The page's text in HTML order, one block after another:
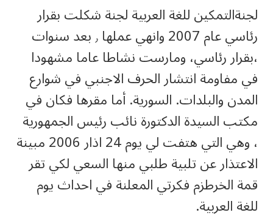
لجنةالتمكين للغة العربية لجنة شكلت بقرار
رئاسي عام 2007 وانهي عملها ٫ بعد سنوات
،بقرار رئاسي، ومارست نشاطا عاما مشهودا
في مفاومة انتشار الحرف الاجنبي في شوارع
المدن والبلدات. السورية. أما مقرها فكان في
مكتب السيدة الدكتورة نائب رئيس الجمهورية
، وهي التي هتفت لي يوم 24 اذار 2006 مبينة
الاعتذار عن تلبية طلبي منها السعي لكي تقر
قمة الخرطزم فكرتي المعلنة في احداث يوم
للغة العربية.